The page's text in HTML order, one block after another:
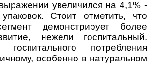
увеличился на 4,1% -
Стоит отметить, что
демонстрирует более
нежели госпитальный.
потребления
особенно в натуральном